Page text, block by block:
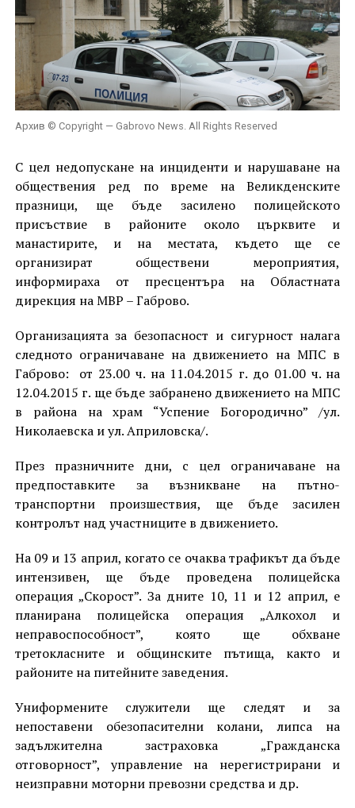
Архив © Copyright — Gabrovo News. All Rights Reserved
С цел недопускане на инциденти и нарушаване на
обществения ред по време на Великденските
празници, ще бъде засилено полицейското
присъствие в районите около църквите и
манастирите, и на местата, където ще се
организират обществени мероприятия,
информираха от пресцентъра на Областната
дирекция на МВР – Габрово.
Организацията за безопасност и сигурност налага
следното ограничаване на движението на МПС в
Габрово: от 23.00 ч. на 11.04.2015 г. до 01.00 ч. на
12.04.2015 г. ще бъде забранено движението на МПС
в района на храм “Успение Богородично” /ул.
Николаевска и ул. Априловска/.
През празничните дни, с цел ограничаване на
предпоставките за възникване на пътно-
транспортни произшествия, ще бъде засилен
контролът над участниците в движението.
На 09 и 13 април, когато се очаква трафикът да бъде
интензивен, ще бъде проведена полицейска
операция „Скорост”. За дните 10, 11 и 12 април, е
планирана полицейска операция „Алкохол и
неправоспособност”, която ще обхване
третокласните и общинските пътища, както и
районите на питейните заведения.
Униформените служители ще следят и за
непоставени обезопасителни колани, липса на
задължителна застраховка „Гражданска
отговорност”, управление на нерегистрирани и
неизправни моторни превозни средства и др.